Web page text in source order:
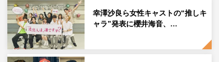
幸澤沙良ら女性キャストの“推しキ
ャラ”発表に櫻井海音、…